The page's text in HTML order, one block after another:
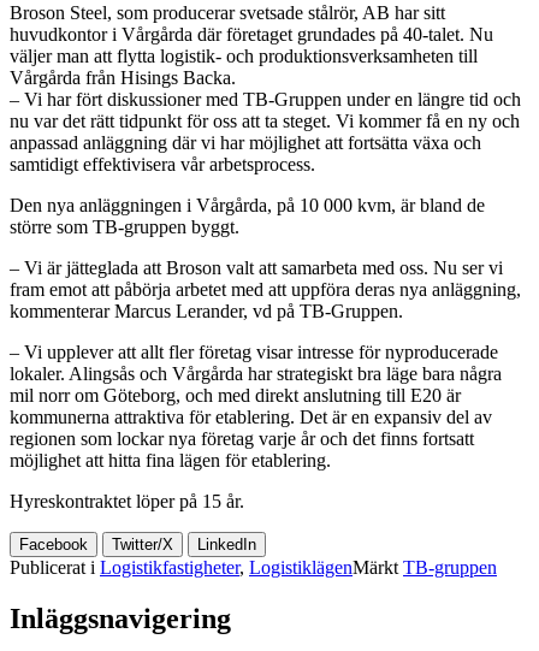
Broson Steel, som producerar svetsade stålrör, AB har sitt
huvudkontor i Vårgårda där företaget grundades på 40-talet. Nu
väljer man att flytta logistik- och produktionsverksamheten till
Vårgårda från Hisings Backa.
– Vi har fört diskussioner med TB-Gruppen under en längre tid och
nu var det rätt tidpunkt för oss att ta steget. Vi kommer få en ny och
anpassad anläggning där vi har möjlighet att fortsätta växa och
samtidigt effektivisera vår arbetsprocess.
Den nya anläggningen i Vårgårda, på 10 000 kvm, är bland de
större som TB-gruppen byggt.
– Vi är jätteglada att Broson valt att samarbeta med oss. Nu ser vi
fram emot att påbörja arbetet med att uppföra deras nya anläggning,
kommenterar Marcus Lerander, vd på TB-Gruppen.
– Vi upplever att allt fler företag visar intresse för nyproducerade
lokaler. Alingsås och Vårgårda har strategiskt bra läge bara några
mil norr om Göteborg, och med direkt anslutning till E20 är
kommunerna attraktiva för etablering. Det är en expansiv del av
regionen som lockar nya företag varje år och det finns fortsatt
möjlighet att hitta fina lägen för etablering.
Hyreskontraktet löper på 15 år.
Facebook Twitter/X LinkedIn
Publicerat i Logistikfastigheter, LogistiklägenMärkt TB-gruppen
Inläggsnavigering